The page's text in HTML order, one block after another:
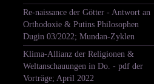
Re-naissance der Götter - Antwort an
Orthodoxie & Putins Philosophen
Dugin 03/2022; Mundan-Zyklen
Klima-Allianz der Religionen &
Weltanschauungen in Do. - pdf der
Vorträge; April 2022